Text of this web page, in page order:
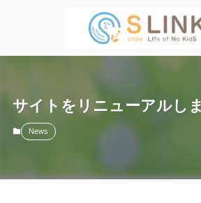
サイトをリニューアルし
News